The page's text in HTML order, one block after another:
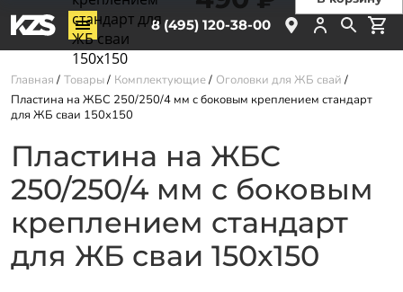
8 (495) 120-38-00
Винтовые сваи
ЖБ сваи
Обвязка свай
Комплектующие
Услуги
О компании
Акции
Новости
Главная Товары Комплектующие
Оголовки для ЖБ свай
Пластина на ЖБС 250/250/4 мм с боковым креплением стандарт
для ЖБ сваи 150x150
Пластина на ЖБС
250/250/4 мм с боковым
креплением стандарт
для ЖБ сваи 150x150
стандарт для
ЖБ сваи
150x150